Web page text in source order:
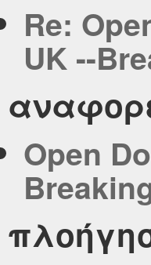
Re:
UK --
Open